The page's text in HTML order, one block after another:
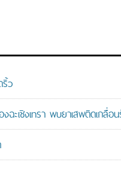
ว
ฉะเชิงเทรา พบยาเสพติดเก